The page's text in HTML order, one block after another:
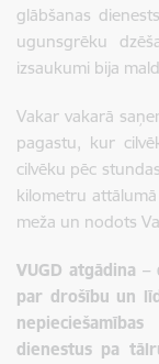
glābšanas
ugunsgrēku
izsaukumi bija
Vakar vakarā
pagastu, kur
cilvēku pēc
kilometru
meža un nodots
VUGD atgādina
par drošību un
dienestus pa